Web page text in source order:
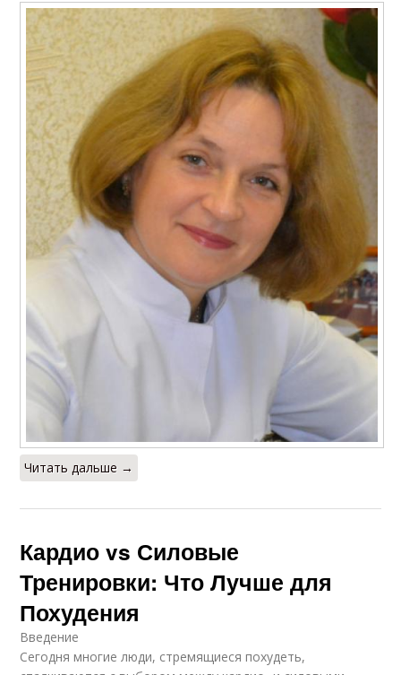
Читать дальше →
Кардио vs Силовые
Тренировки: Что Лучше для
Похудения
Введение
Сегодня многие люди, стремящиеся похудеть,